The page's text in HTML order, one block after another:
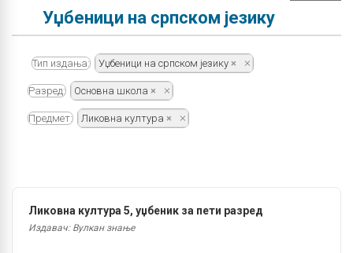
Уџбеници на српском језику
Тип издања: Уџбеници на српском језику
Разред: Основна школа
Предмет: Ликовна култура
Ликовна култура 5, уџбеник за пети разред
Издавач: Вулкан знање